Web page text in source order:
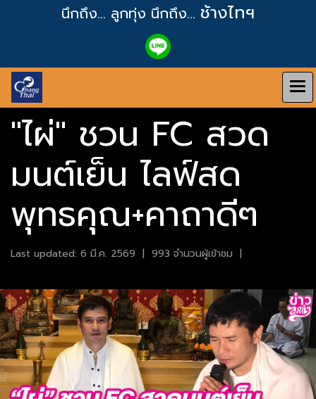
นึกถึง... ลูกทุ่ง นึกถึง... ช้างไทฯ
"ไผ่" ชวน FC สวด
มนต์เย็น ไลฟ์สด
พุทธคุณ+คาถาดีๆ
Last updated: 6 มี.ค. 2569 | 993 จำนวนผู้เข้าชม |